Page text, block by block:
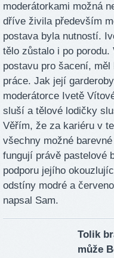
moderátorkami možná
dříve živila především
postava byla nutností.
tělo zůstalo i po
postavu pro šacení,
práce. Jak její
moderátorce Ivetě
sluší a tělové lodičky
Věřím, že za kariéru v
všechny možné
fungují právě pastelové
podporu jejího
odstíny modré a
napsal Sam.
Tolik
může